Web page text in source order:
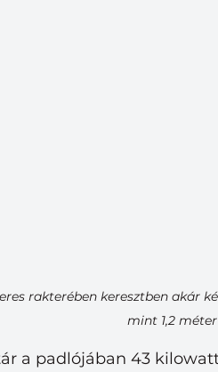
rakterében keresztben
mint 1,2
a padlójában 43